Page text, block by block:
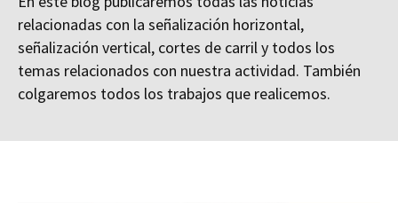
relacionadas con la señalización horizontal,
señalización vertical, cortes de carril y todos los
temas relacionados con nuestra actividad. También
colgaremos todos los trabajos que realicemos.